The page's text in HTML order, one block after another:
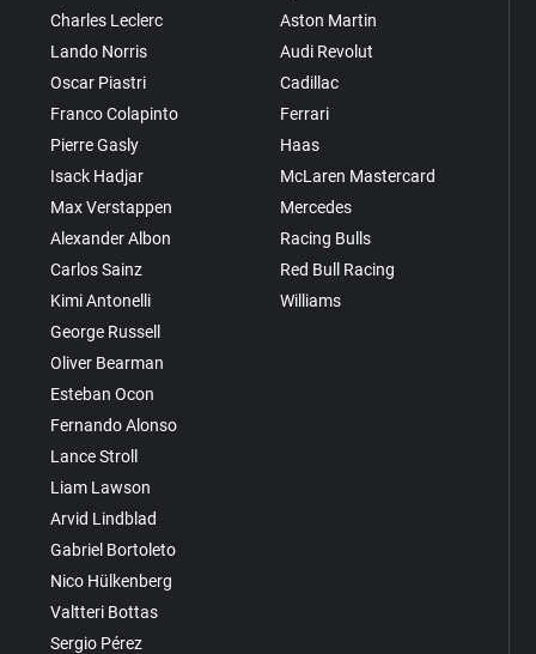
Charles Leclerc
Lando Norris
Oscar Piastri
Franco Colapinto
Pierre Gasly
Isack Hadjar
Max Verstappen
Alexander Albon
Carlos Sainz
Kimi Antonelli
George Russell
Oliver Bearman
Esteban Ocon
Fernando Alonso
Lance Stroll
Liam Lawson
Arvid Lindblad
Gabriel Bortoleto
Nico Hülkenberg
Valtteri Bottas
Sergio Pérez
Aston Martin
Audi Revolut
Cadillac
Ferrari
Haas
McLaren Mastercard
Mercedes
Racing Bulls
Red Bull Racing
Williams